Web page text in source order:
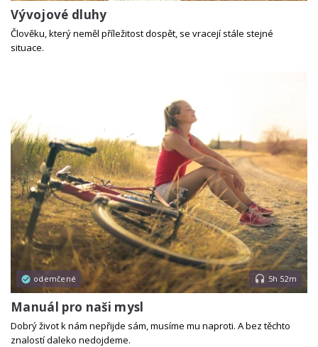
Vývojové dluhy
Člověku, který neměl příležitost dospět, se vracejí stále stejné
situace.
odemčené 5h 52m
Manuál pro naši mysl
Dobrý život k nám nepřijde sám, musíme mu naproti. A bez těchto
znalostí daleko nedojdeme.